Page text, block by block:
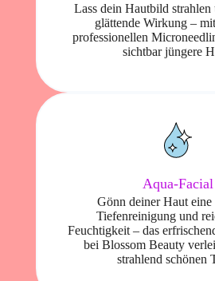
Lass dein Hautbild strahlen
glättende Wirkung –
professionellen
sichtbar jüngere
Aqua-Facial
Gönn deiner Haut eine
Tiefenreinigung und
Feuchtigkeit – das
bei Blossom Beauty
strahlend schönen